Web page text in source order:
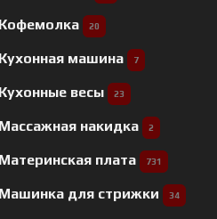
Кофемолка 20
Кухонная машина 7
Кухонные весы 23
Массажная накидка 2
Материнская плата 731
Машинка для стрижки 34